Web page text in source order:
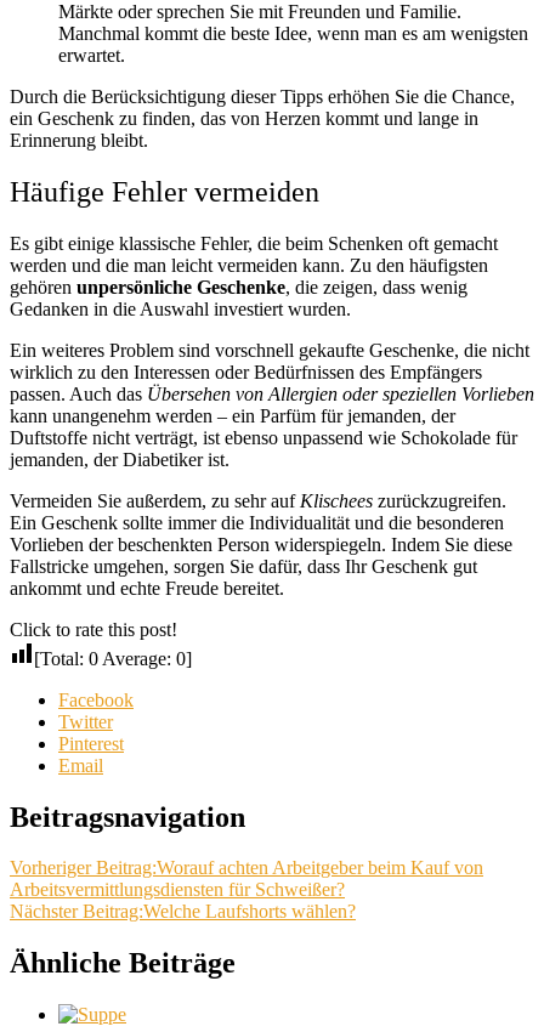
Märkte oder sprechen Sie mit Freunden und Familie.
Manchmal kommt die beste Idee, wenn man es am wenigsten
erwartet.
Durch die Berücksichtigung dieser Tipps erhöhen Sie die Chance,
ein Geschenk zu finden, das von Herzen kommt und lange in
Erinnerung bleibt.
Häufige Fehler vermeiden
Es gibt einige klassische Fehler, die beim Schenken oft gemacht
werden und die man leicht vermeiden kann. Zu den häufigsten
gehören unpersönliche Geschenke, die zeigen, dass wenig
Gedanken in die Auswahl investiert wurden.
Ein weiteres Problem sind vorschnell gekaufte Geschenke, die nicht
wirklich zu den Interessen oder Bedürfnissen des Empfängers
passen. Auch das Übersehen von Allergien oder speziellen Vorlieben
kann unangenehm werden – ein Parfüm für jemanden, der
Duftstoffe nicht verträgt, ist ebenso unpassend wie Schokolade für
jemanden, der Diabetiker ist.
Vermeiden Sie außerdem, zu sehr auf Klischees zurückzugreifen.
Ein Geschenk sollte immer die Individualität und die besonderen
Vorlieben der beschenkten Person widerspiegeln. Indem Sie diese
Fallstricke umgehen, sorgen Sie dafür, dass Ihr Geschenk gut
ankommt und echte Freude bereitet.
Click to rate this post!
[Total: 0 Average: 0]
Facebook
Twitter
Pinterest
Email
Beitragsnavigation
Vorheriger Beitrag:Worauf achten Arbeitgeber beim Kauf von
Arbeitsvermittlungsdiensten für Schweißer?
Nächster Beitrag:Welche Laufshorts wählen?
Ähnliche Beiträge